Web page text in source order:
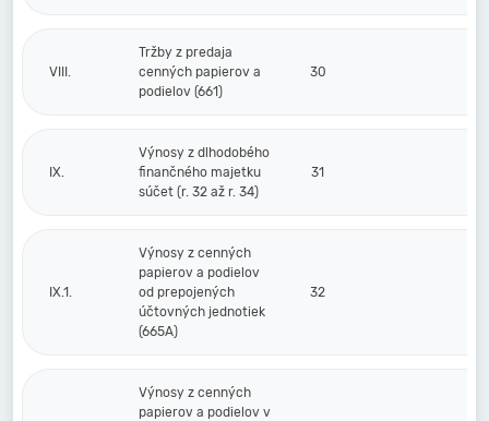
VIII.
Tržby z predaja
cenných papierov a
podielov (661)
30
IX.
Výnosy z dlhodobého
finančného majetku
súčet (r. 32 až r. 34)
31
IX.1.
Výnosy z cenných
papierov a podielov
od prepojených
účtovných jednotiek
(665A)
32
Výnosy z cenných
papierov a podielov v